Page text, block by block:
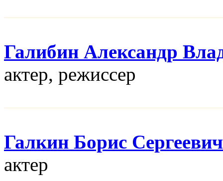
Галибин Александр
актер, режисcер
Галкин Борис Сергеевич
актер